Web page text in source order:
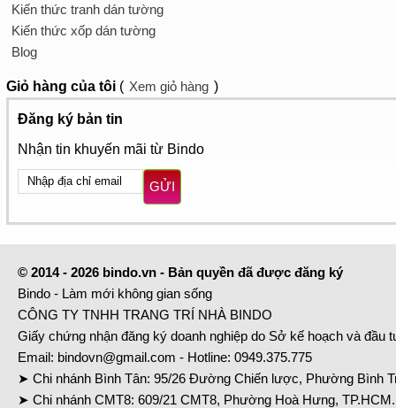
Kiến thức tranh dán tường
Kiến thức xốp dán tường
Blog
Giỏ hàng của tôi ( Xem giỏ hàng )
Đăng ký bản tin
Nhận tin khuyến mãi từ Bindo
GỬI
© 2014 - 2026 bindo.vn - Bản quyền đã được đăng ký
Bindo - Làm mới không gian sống
CÔNG TY TNHH TRANG TRÍ NHÀ BINDO
Giấy chứng nhận đăng ký doanh nghiệp do Sở kế hoạch và đầu
Email: bindovn@gmail.com - Hotline: 0949.375.775
➤ Chi nhánh Bình Tân: 95/26 Đường Chiến lược, Phường Bình
➤ Chi nhánh CMT8: 609/21 CMT8, Phường Hoà Hưng,